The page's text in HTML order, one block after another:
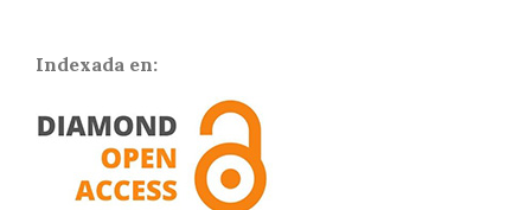
Indexada en: